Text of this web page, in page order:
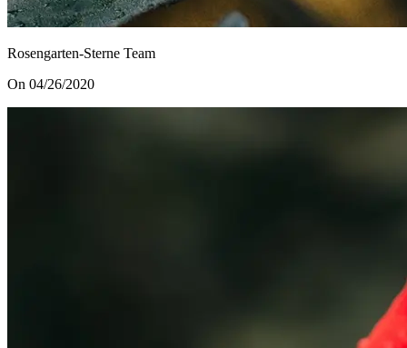
Rosengarten-Sterne Team
On 04/26/2020